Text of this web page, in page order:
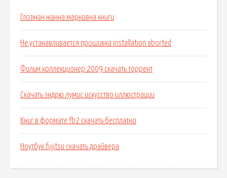
Глозман жанна марковна книги
Не устанавливается прошивка installation aborted
Фильм коллекционер 2009 скачать торрент
Скачать эндрю лумис искусство иллюстрации
Книг в формате fb2 скачать бесплатно
Ноутбук fujitsu скачать драйвера